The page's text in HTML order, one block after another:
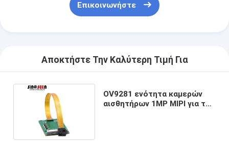
Επικοινωνήστε
Αποκτήστε Την Καλύτερη Τιμή Για
OV9281 ενότητα καμερών
αισθητήρων 1MP MIPI για τη